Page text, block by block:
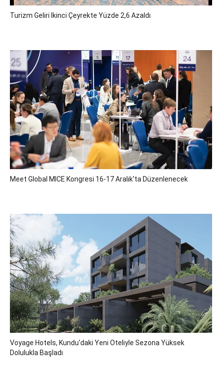
Turizm Geliri Ikinci Çeyrekte Yüzde 2,6 Azaldı
Meet Global MICE Kongresi 16-17 Aralık'ta Düzenlenecek
Voyage Hotels, Kundu'daki Yeni Oteliyle Sezona Yüksek
Dolulukla Başladı